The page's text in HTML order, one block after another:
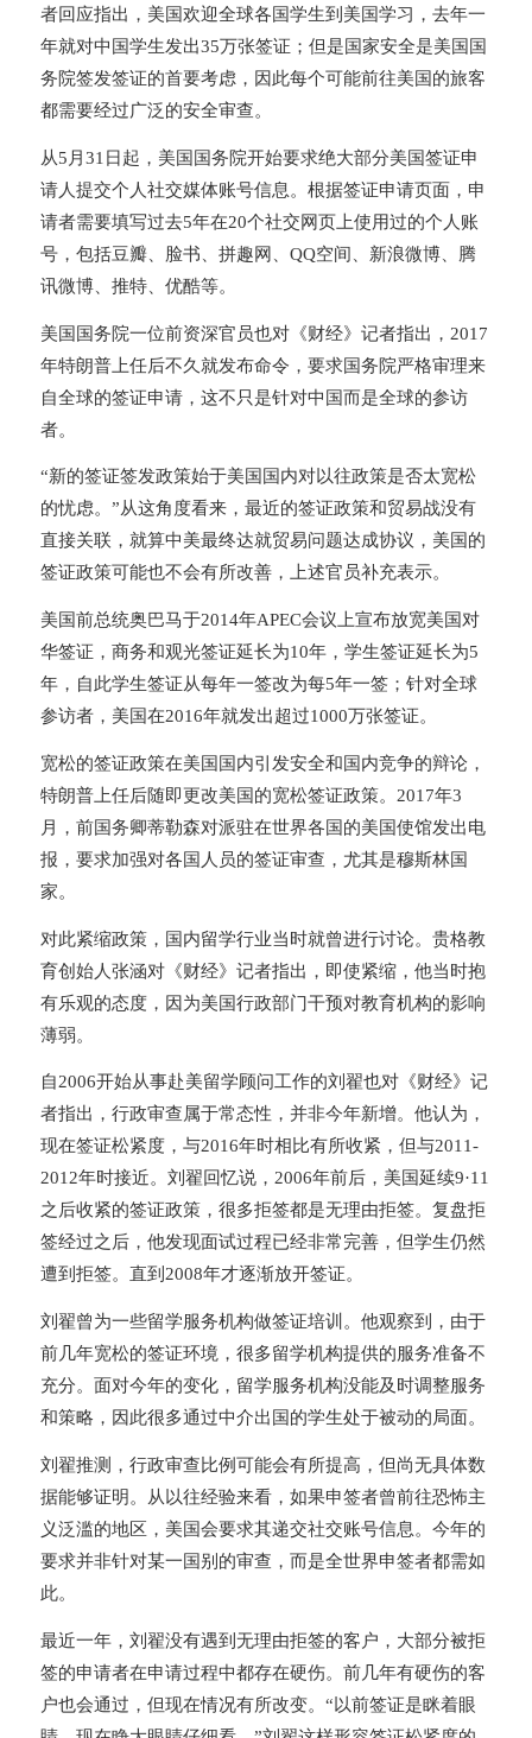
者回应指出，美国欢迎全球各国学生到美国学习，去年一
年就对中国学生发出35万张签证；但是国家安全是美国国
务院签发签证的首要考虑，因此每个可能前往美国的旅客
都需要经过广泛的安全审查。
从5月31日起，美国国务院开始要求绝大部分美国签证申
请人提交个人社交媒体账号信息。根据签证申请页面，申
请者需要填写过去5年在20个社交网页上使用过的个人账
号，包括豆瓣、脸书、拼趣网、QQ空间、新浪微博、腾
讯微博、推特、优酷等。
美国国务院一位前资深官员也对《财经》记者指出，2017
年特朗普上任后不久就发布命令，要求国务院严格审理来
自全球的签证申请，这不只是针对中国而是全球的参访
者。
“新的签证签发政策始于美国国内对以往政策是否太宽松
的忧虑。”从这角度看来，最近的签证政策和贸易战没有
直接关联，就算中美最终达就贸易问题达成协议，美国的
签证政策可能也不会有所改善，上述官员补充表示。
美国前总统奥巴马于2014年APEC会议上宣布放宽美国对
华签证，商务和观光签证延长为10年，学生签证延长为5
年，自此学生签证从每年一签改为每5年一签；针对全球
参访者，美国在2016年就发出超过1000万张签证。
宽松的签证政策在美国国内引发安全和国内竞争的辩论，
特朗普上任后随即更改美国的宽松签证政策。2017年3
月，前国务卿蒂勒森对派驻在世界各国的美国使馆发出电
报，要求加强对各国人员的签证审查，尤其是穆斯林国
家。
对此紧缩政策，国内留学行业当时就曾进行讨论。贵格教
育创始人张涵对《财经》记者指出，即使紧缩，他当时抱
有乐观的态度，因为美国行政部门干预对教育机构的影响
薄弱。
自2006开始从事赴美留学顾问工作的刘翟也对《财经》记
者指出，行政审查属于常态性，并非今年新增。他认为，
现在签证松紧度，与2016年时相比有所收紧，但与2011-
2012年时接近。刘翟回忆说，2006年前后，美国延续9·11
之后收紧的签证政策，很多拒签都是无理由拒签。复盘拒
签经过之后，他发现面试过程已经非常完善，但学生仍然
遭到拒签。直到2008年才逐渐放开签证。
刘翟曾为一些留学服务机构做签证培训。他观察到，由于
前几年宽松的签证环境，很多留学机构提供的服务准备不
充分。面对今年的变化，留学服务机构没能及时调整服务
和策略，因此很多通过中介出国的学生处于被动的局面。
刘翟推测，行政审查比例可能会有所提高，但尚无具体数
据能够证明。
从以往经验来看，如果申签者曾前往恐怖主
义泛滥的地区，美国会要求其递交社交账号信息。今年的
要求并非针对某一国别的审查，而是全世界申签者都需如
此。
最近一年，刘翟没有遇到无理由拒签的客户，大部分被拒
签的申请者在申请过程中都存在硬伤。前几年有硬伤的客
户也会通过，但现在情况有所改变。“以前签证是眯着眼